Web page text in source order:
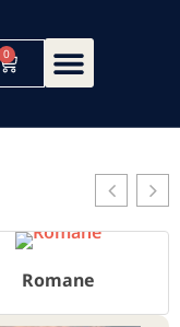
0
Religion